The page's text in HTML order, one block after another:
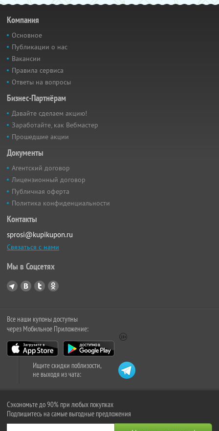
Компания
Основное
Публикации о нас
Вакансии
Правила сервиса
Ответы на вопросы
Бизнес-Партнёрам
Давайте сделаем акцию!
Заработайте, как Вебмастер
Прошедшие акции
Документы
Агентский договор
Лицензионный договор
Публичная оферта
Политика конфиденциальности
Контакты
sprosi@kupikupon.ru
Связаться с нами
Мы в Соцсетях
Все наши купоны доступны
через Мобильное Приложение:
Ищите скидки поблизости,
не выходя из чата:
Сэкономьте до 90% при любых покупках
Подпишитесь на самые выгодные предложения